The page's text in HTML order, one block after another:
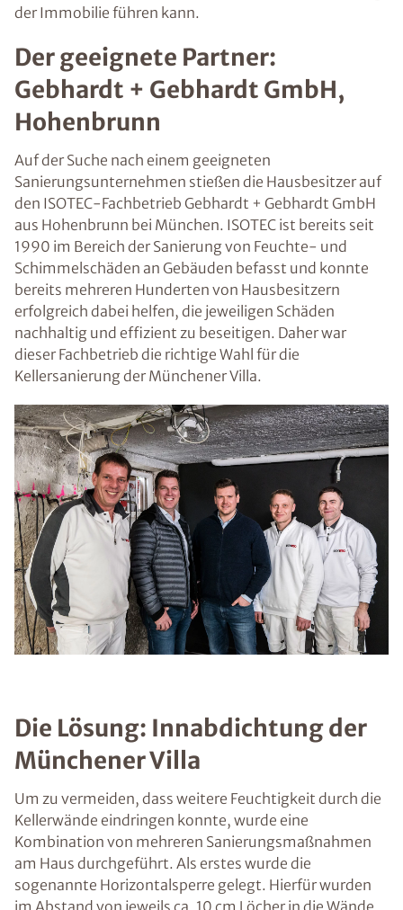
der Immobilie führen kann.
Der geeignete Partner:
Gebhardt + Gebhardt GmbH,
Hohenbrunn
Auf der Suche nach einem geeigneten
Sanierungsunternehmen stießen die Hausbesitzer auf
den ISOTEC-Fachbetrieb Gebhardt + Gebhardt GmbH
aus Hohenbrunn bei München. ISOTEC ist bereits seit
1990 im Bereich der Sanierung von Feuchte- und
Schimmelschäden an Gebäuden befasst und konnte
bereits mehreren Hunderten von Hausbesitzern
erfolgreich dabei helfen, die jeweiligen Schäden
nachhaltig und effizient zu beseitigen. Daher war
dieser Fachbetrieb die richtige Wahl für die
Kellersanierung der Münchener Villa.
Die Lösung: Innabdichtung der
Münchener Villa
Um zu vermeiden, dass weitere Feuchtigkeit durch die
Kellerwände eindringen konnte, wurde eine
Kombination von mehreren Sanierungsmaßnahmen
am Haus durchgeführt. Als erstes wurde die
sogenannte Horizontalsperre gelegt. Hierfür wurden
im Abstand von jeweils ca. 10 cm Löcher in die Wände